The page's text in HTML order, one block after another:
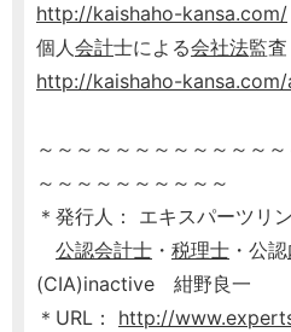
http://kaishaho-kansa.com/
個人会計士による会社法監査
http://kaishaho-
～～～～～～～～～～～～
～～～～～～～～～～
＊発行人： エキスパーツリ
公認会計士 ・ 税理士 ・公認
(CIA)inactive 紺野良一
＊URL： http://